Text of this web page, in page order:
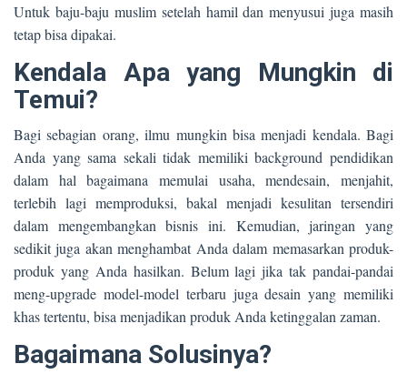
Untuk baju-baju muslim setelah hamil dan menyusui juga masih
tetap bisa dipakai.
Kendala Apa yang Mungkin di
Temui?
Bagi sebagian orang, ilmu mungkin bisa menjadi kendala. Bagi
Anda yang sama sekali tidak memiliki background pendidikan
dalam hal bagaimana memulai usaha, mendesain, menjahit,
terlebih lagi memproduksi, bakal menjadi kesulitan tersendiri
dalam mengembangkan bisnis ini. Kemudian, jaringan yang
sedikit juga akan menghambat Anda dalam memasarkan produk-
produk yang Anda hasilkan. Belum lagi jika tak pandai-pandai
meng-upgrade model-model terbaru juga desain yang memiliki
khas tertentu, bisa menjadikan produk Anda ketinggalan zaman.
Bagaimana Solusinya?